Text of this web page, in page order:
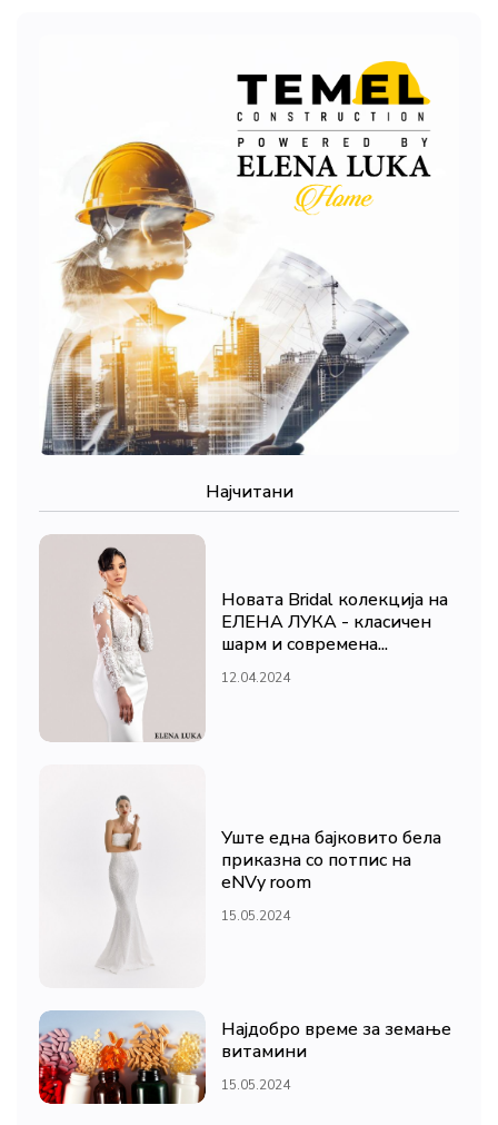
Најчитани
Новата Bridal колекција на
ЕЛЕНА ЛУКА - класичен
шарм и современа...
12.04.2024
Уште една бајковито бела
приказна со потпис на
eNVy room
15.05.2024
Најдобро време за земање
витамини
15.05.2024